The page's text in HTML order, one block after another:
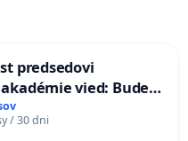
predsedovi
vied: Bude
2040 mravnú
/ 30 dni